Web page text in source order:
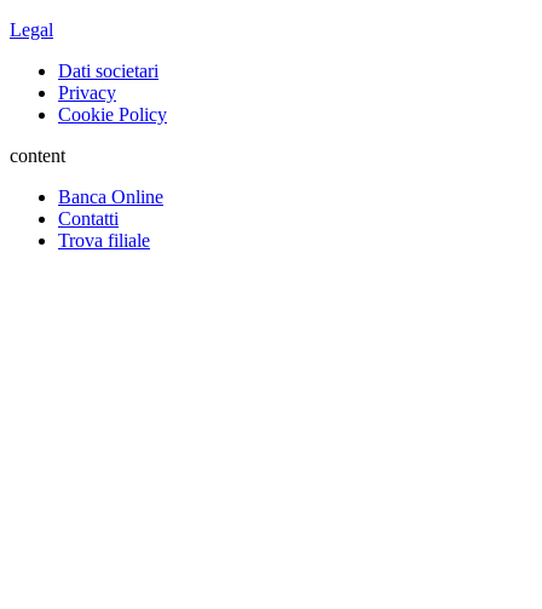
Legal
Dati societari
Privacy
Cookie Policy
content
Banca Online
Contatti
Trova filiale